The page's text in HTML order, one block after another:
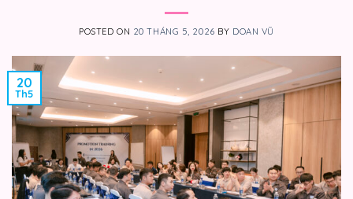
POSTED ON 20 THÁNG 5, 2026 BY DOAN VŨ
20
Th5